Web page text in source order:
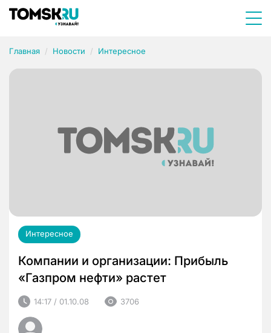
Главная Новости Интересное
Интересное
Компании и организации: Прибыль
«Газпром нефти» растет
14:17 / 01.10.08 3706